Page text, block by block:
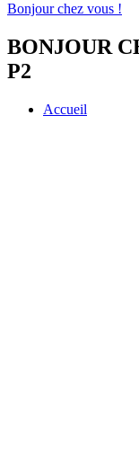
Bonjour chez vous !
BONJOUR
P2
Accueil